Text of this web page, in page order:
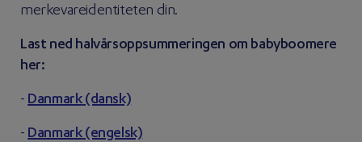
merkevareidentiteten din.
Last ned halvårsoppsummeringen om babyboomere
her:
-Danmark(dansk)
-Danmark(engelsk)